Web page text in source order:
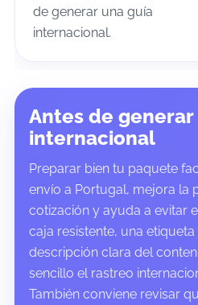
de generar una guía
internacional.
Antes de
internacional
Preparar bien tu paquete
envío a Portugal, mejora la
cotización y ayuda a evitar
caja resistente, una
descripción clara del
sencillo el rastreo
También conviene revisar